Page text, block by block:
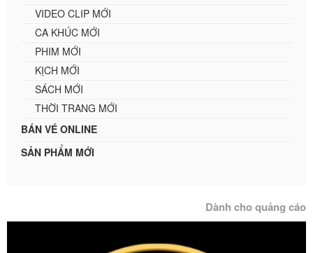
VIDEO CLIP MỚI
CA KHÚC MỚI
PHIM MỚI
KỊCH MỚI
SÁCH MỚI
THỜI TRANG MỚI
BÁN VÉ ONLINE
SẢN PHẨM MỚI
Dành cho quảng cáo